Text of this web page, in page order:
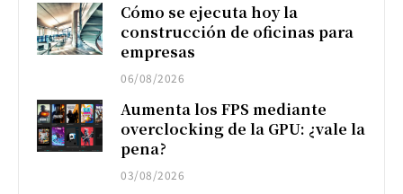
Cómo se ejecuta hoy la
construcción de oficinas para
empresas
06/08/2026
Aumenta los FPS mediante
overclocking de la GPU: ¿vale la
pena?
03/08/2026